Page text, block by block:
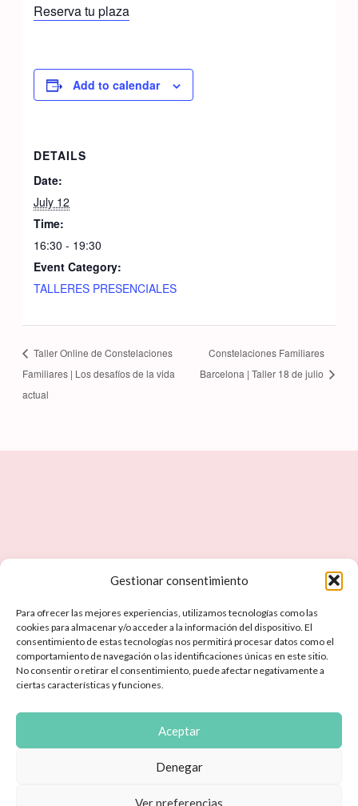
Gestionar consentimiento
Para ofrecer las mejores experiencias, utilizamos tecnologías como las
cookies para almacenar y/o acceder a la información del dispositivo. El
consentimiento de estas tecnologías nos permitirá procesar datos como el
comportamiento de navegación o las identificaciones únicas en este sitio.
No consentir o retirar el consentimiento, puede afectar negativamente a
ciertas características y funciones.
Aceptar
Denegar
Ver preferencias
Reserva tu plaza
Add to calendar
DETAILS
Date:
July 12
Time:
16:30 - 19:30
Event Category:
TALLERES PRESENCIALES
Taller Online de Constelaciones
Familiares | Los desafíos de la vida
actual
Constelaciones Familiares
Barcelona | Taller 18 de julio
HABLEMOS
Contáctame
La Esencia De La Vida
©2025 Sara Campillo. Todos los derechos reservados.
I
F